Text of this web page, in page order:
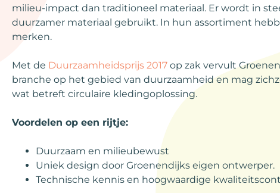
milieu-impact dan traditioneel materiaal. Er wordt in
duurzamer materiaal gebruikt. In hun assortiment
merken.
Met de Duurzaamheidsprijs 2017 op zak vervult
branche op het gebied van duurzaamheid en mag
wat betreft circulaire kledingoplossing.
Voordelen op een rijtje:
Duurzaam en milieubewust
Uniek design door Groenendijks eigen ontwerper.
Technische kennis en hoogwaardige